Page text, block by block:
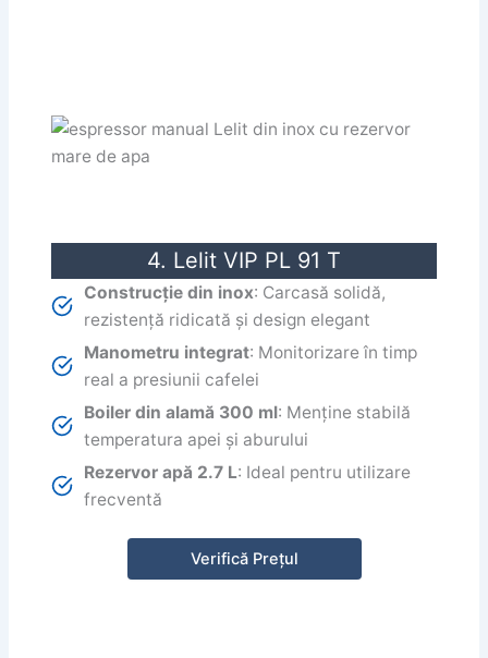
4. Lelit VIP PL 91 T
Construcție din inox: Carcasă solidă,
rezistență ridicată și design elegant
Manometru integrat: Monitorizare în timp
real a presiunii cafelei
Boiler din alamă 300 ml: Menține stabilă
temperatura apei și aburului
Rezervor apă 2.7 L: Ideal pentru utilizare
frecventă
Verifică Prețul